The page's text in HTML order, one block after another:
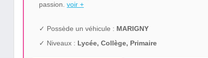
passion.voir +
✓ Possède un véhicule : MARIGNY
✓ Niveaux : Lycée, Collège, Primaire